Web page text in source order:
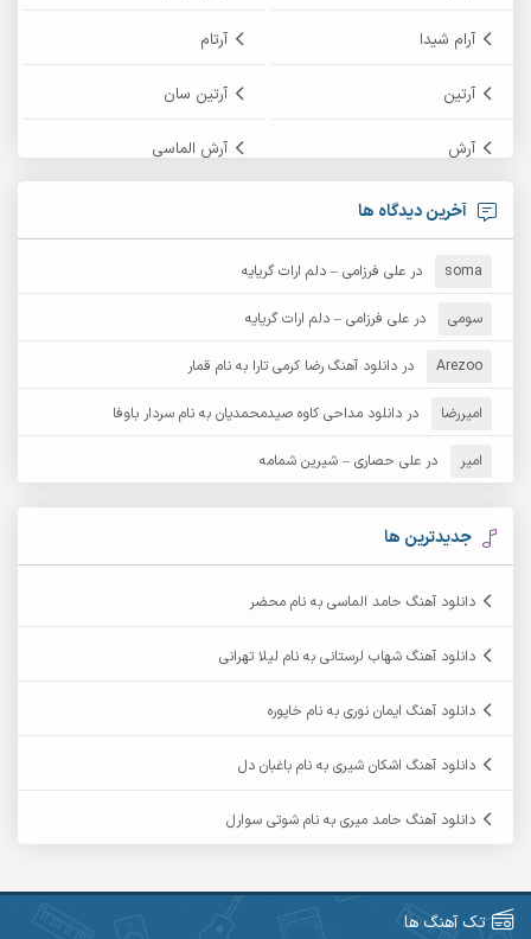
آرام شیدا آرتام
آرتین آرتین سان
آرش آرش الماسی
آرش امامی
آرش دی جی 2
آرش عثمان
آرش مبهم آرش مستشیری
آرش مهرابی آرش نظری
آرشام
آرکاداش
آرین صیادی
آخرین دیدگاه ها
soma در علی فرزامی – دلم ارات گریایه
سومی در علی فرزامی – دلم ارات گریایه
Arezoo در دانلود آهنگ رضا کرمی تارا به نام قمار
امیررضا در دانلود مداحی کاوه صیدمحمدیان به نام سردار باوفا
امیر در علی حصاری – شیرین شمامه
جدیدترین ها
دانلود آهنگ حامد الماسی به نام محضر
دانلود آهنگ شهاب لرستانی به نام لیلا تهرانی
دانلود آهنگ ایمان نوری به نام خاپوره
دانلود آهنگ اشکان شیری به نام باغبان دل
دانلود آهنگ حامد میری به نام شوتی سوارل
تک آهنگ ها